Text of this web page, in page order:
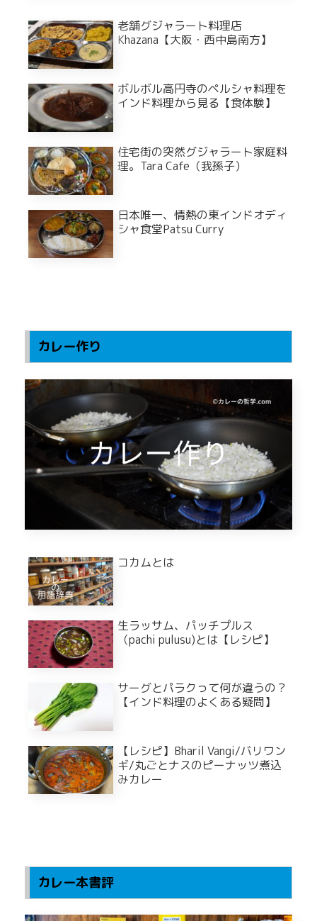
老舗グジャラート料理店
Khazana【大阪・西中島南方】
ボルボル高円寺のペルシャ料理を
インド料理から見る【食体験】
住宅街の突然グジャラート家庭料
理。Tara Cafe（我孫子）
日本唯一、情熱の東インドオディ
シャ食堂Patsu Curry
カレー作り
コカムとは
生ラッサム、パッチプルス
（pachi pulusu)とは【レシピ】
サーグとパラクって何が違うの？
【インド料理のよくある疑問】
【レシピ】Bharil Vangi/バリワン
ギ/丸ごとナスのピーナッツ煮込
みカレー
カレー本書評